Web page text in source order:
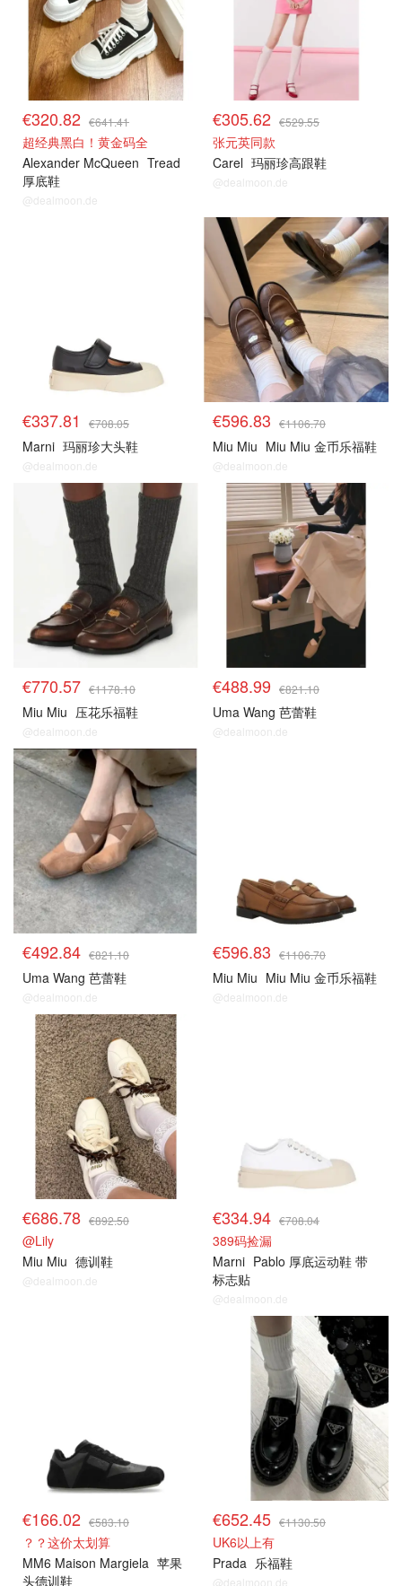
€320.82 €641.41
超经典黑白！黄金码全
Alexander McQueen Tread
厚底鞋
@dealmoon.de
€305.62 €529.55
张元英同款
Carel 玛丽珍高跟鞋
@dealmoon.de
€337.81 €708.05
Marni 玛丽珍大头鞋
@dealmoon.de
€596.83 €1106.70
Miu Miu Miu Miu 金币乐福鞋
@dealmoon.de
€770.57 €1178.10
Miu Miu 压花乐福鞋
@dealmoon.de
€488.99 €821.10
Uma Wang 芭蕾鞋
@dealmoon.de
€492.84 €821.10
Uma Wang 芭蕾鞋
@dealmoon.de
€596.83 €1106.70
Miu Miu Miu Miu 金币乐福鞋
@dealmoon.de
€686.78 €892.50
@Lily
Miu Miu 德训鞋
@dealmoon.de
€334.94 €708.04
389码捡漏
Marni Pablo 厚底运动鞋 带
标志贴
@dealmoon.de
€166.02 €583.10
？？这价太划算
MM6 Maison Margiela 苹果
头德训鞋
€652.45 €1130.50
UK6以上有
Prada 乐福鞋
@dealmoon.de